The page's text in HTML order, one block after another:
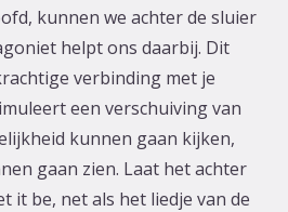
kunnen we achter de sluier
helpt ons daarbij. Dit
verbinding met je
een verschuiving van
kunnen gaan kijken,
gaan zien. Laat het achter
it be, net als het liedje van de